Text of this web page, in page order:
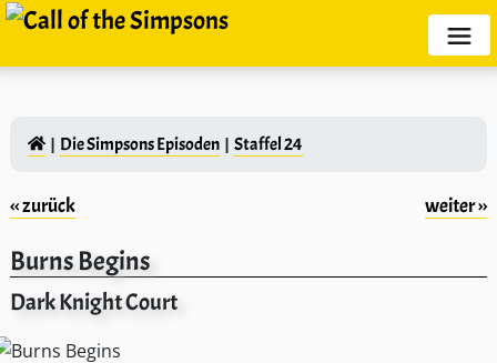
Die Simpsons Episoden Staffel 24
‹‹ zurück weiter ››
Burns Begins
Dark Knight Court